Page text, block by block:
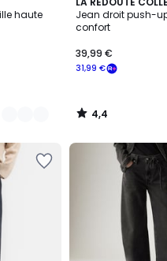
haute
Jean droit push-
confort
31,99 €
39,99 €
/ 5
2
Couleurs
4,4
/